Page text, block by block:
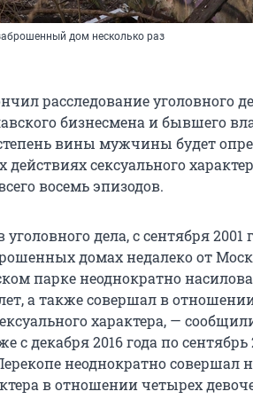
дом несколько раз
расследование уголовного
бизнесмена и бывшего
вины мужчины будет
сексуального
восемь эпизодов.
дела, с сентября 2001
домах недалеко от
парке неоднократно
а также совершал в
характера, —
с декабря 2016 года по сентябрь
неоднократно совершал
в отношении четырех